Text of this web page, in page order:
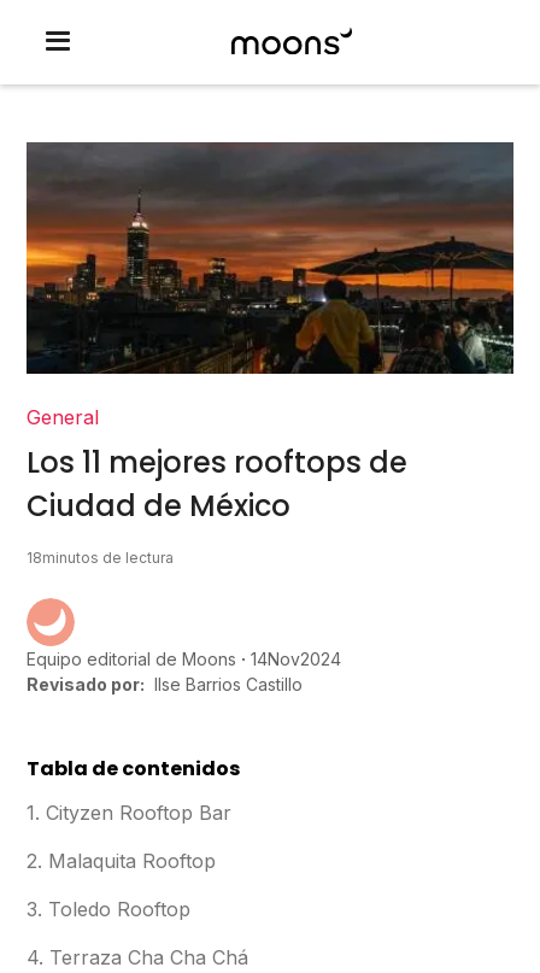
General
Los 11 mejores rooftops de
Ciudad de México
18minutos de lectura
Equipo editorial de Moons 14Nov2024
Revisado por: Ilse Barrios Castillo
Tabla de contenidos
1. Cityzen Rooftop Bar
2. Malaquita Rooftop
3. Toledo Rooftop
4. Terraza Cha Cha Chá